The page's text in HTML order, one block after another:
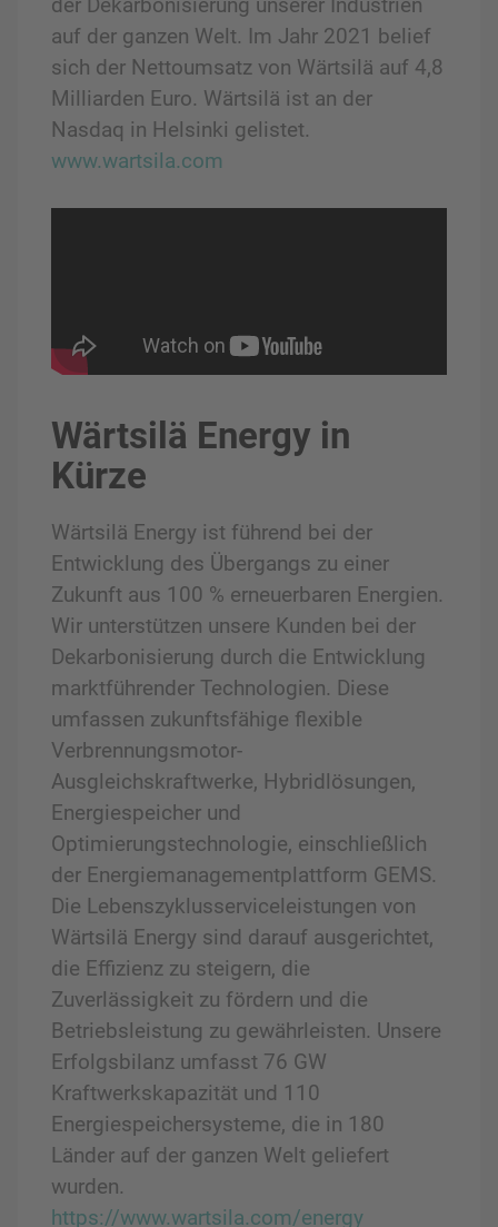
der Dekarbonisierung unserer Industrien
auf der ganzen Welt. Im Jahr 2021 belief
sich der Nettoumsatz von Wärtsilä auf 4,8
Milliarden Euro. Wärtsilä ist an der
Nasdaq in Helsinki gelistet.
www.wartsila.com
Wärtsilä Energy in
Kürze
Wärtsilä Energy ist führend bei der
Entwicklung des Übergangs zu einer
Zukunft aus 100 % erneuerbaren Energien.
Wir unterstützen unsere Kunden bei der
Dekarbonisierung durch die Entwicklung
marktführender Technologien. Diese
umfassen zukunftsfähige flexible
Verbrennungsmotor-
Ausgleichskraftwerke, Hybridlösungen,
Energiespeicher und
Optimierungstechnologie, einschließlich
der Energiemanagementplattform GEMS.
Die Lebenszyklusserviceleistungen von
Wärtsilä Energy sind darauf ausgerichtet,
die Effizienz zu steigern, die
Zuverlässigkeit zu fördern und die
Betriebsleistung zu gewährleisten. Unsere
Erfolgsbilanz umfasst 76 GW
Kraftwerkskapazität und 110
Energiespeichersysteme, die in 180
Länder auf der ganzen Welt geliefert
wurden.
https://www.wartsila.com/energy